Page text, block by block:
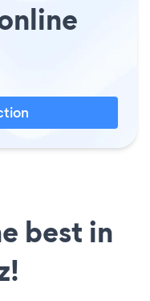
best in